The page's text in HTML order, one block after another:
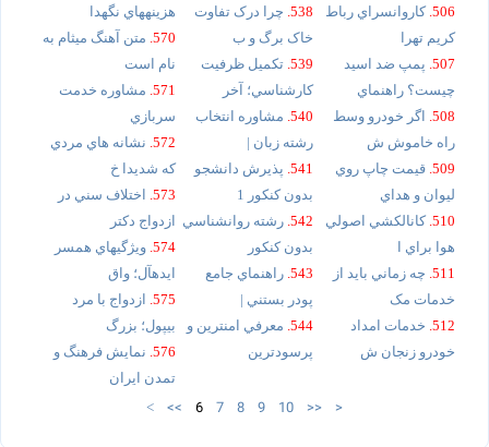
506. کاروانسراي رباط
کريم تهرا
507. پمپ ضد اسيد
چيست؟ راهنماي
508. اگر خودرو وسط
راه خاموش ش
509. قيمت چاپ روي
ليوان و هداي
510. کانالکشي اصولي
هوا براي ا
511. چه زماني بايد از
خدمات مک
512. خدمات امداد
خودرو زنجان ش
538. چرا درک تفاوت
خاک برگ و ب
539. تکميل ظرفيت
کارشناسي؛ آخر
540. مشاوره انتخاب
رشته زبان |
541. پذيرش دانشجو
بدون کنکور 1
542. رشته روانشناسي
بدون کنکور
543. راهنماي جامع
پودر بستني |
544. معرفي امنترين و
پرسودترين
هزينههاي نگهدا
570. متن آهنگ ميثام به
نام است
571. مشاوره خدمت
سربازي
572. نشانه هاي مردي
كه شديدا خ
573.
اختلاف سني در
ازدواج دکتر
574. ويژگيهاي همسر
ايدهآل؛ واق
575.
ازدواج با مرد
بيپول؛ بزرگ
576. نمايش فرهنگ و
تمدن ايران
<
<< 6 7 8 9 10 >> >